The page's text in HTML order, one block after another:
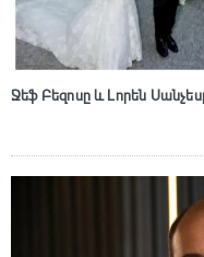
Ջեֆ Բեզոսը և Լորեն